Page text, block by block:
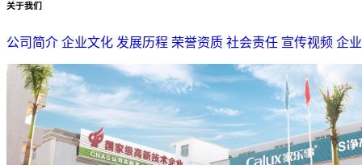
关于我们
公司简介 企业文化 发展历程 荣誉资质 社会责任 宣传视频 企